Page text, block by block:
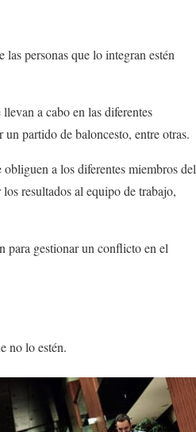
las personas que lo integran estén
a cabo en las diferentes
partido de baloncesto, entre otras.
obliguen a los diferentes miembros del
resultados al equipo de trabajo,
para gestionar un conflicto en el
no lo estén.